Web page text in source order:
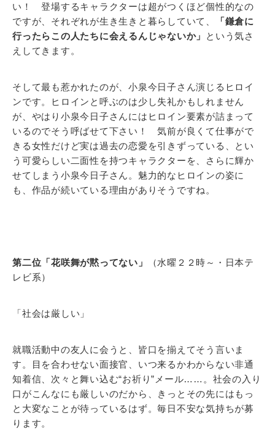
い！ 登場するキャラクターは超がつくほど個性的なの
ですが、それぞれが生き生きと暮らしていて、
「鎌倉に
行ったらこの人たちに会えるんじゃないか」
という気さ
えしてきます。
そして最も惹かれたのが、小泉今日子さん演じるヒロイ
ンです。ヒロインと呼ぶのは少し失礼かもしれません
が、やはり小泉今日子さんにはヒロイン要素が詰まって
いるのでそう呼ばせて下さい！ 気前が良くて仕事がで
きる女性だけど実は過去の恋愛を引きずっている、とい
う可愛らしい二面性を持つキャラクターを、さらに輝か
せてしまう小泉今日子さん。魅力的なヒロインの姿に
も、作品が続いている理由がありそうですね。
第二位「花咲舞が黙ってない」
（水曜２２時～・日本テ
レビ系）
「社会は厳しい」
就職活動中の友人に会うと、皆口を揃えてそう言いま
す。目を合わせない面接官、いつ来るかわからない非通
知着信、次々と舞い込む“お祈り”メール……。社会の入り
口がこんなにも厳しいのだから、きっとその先にはもっ
と大変なことが待っているはず。毎日不安な気持ちが募
ります。